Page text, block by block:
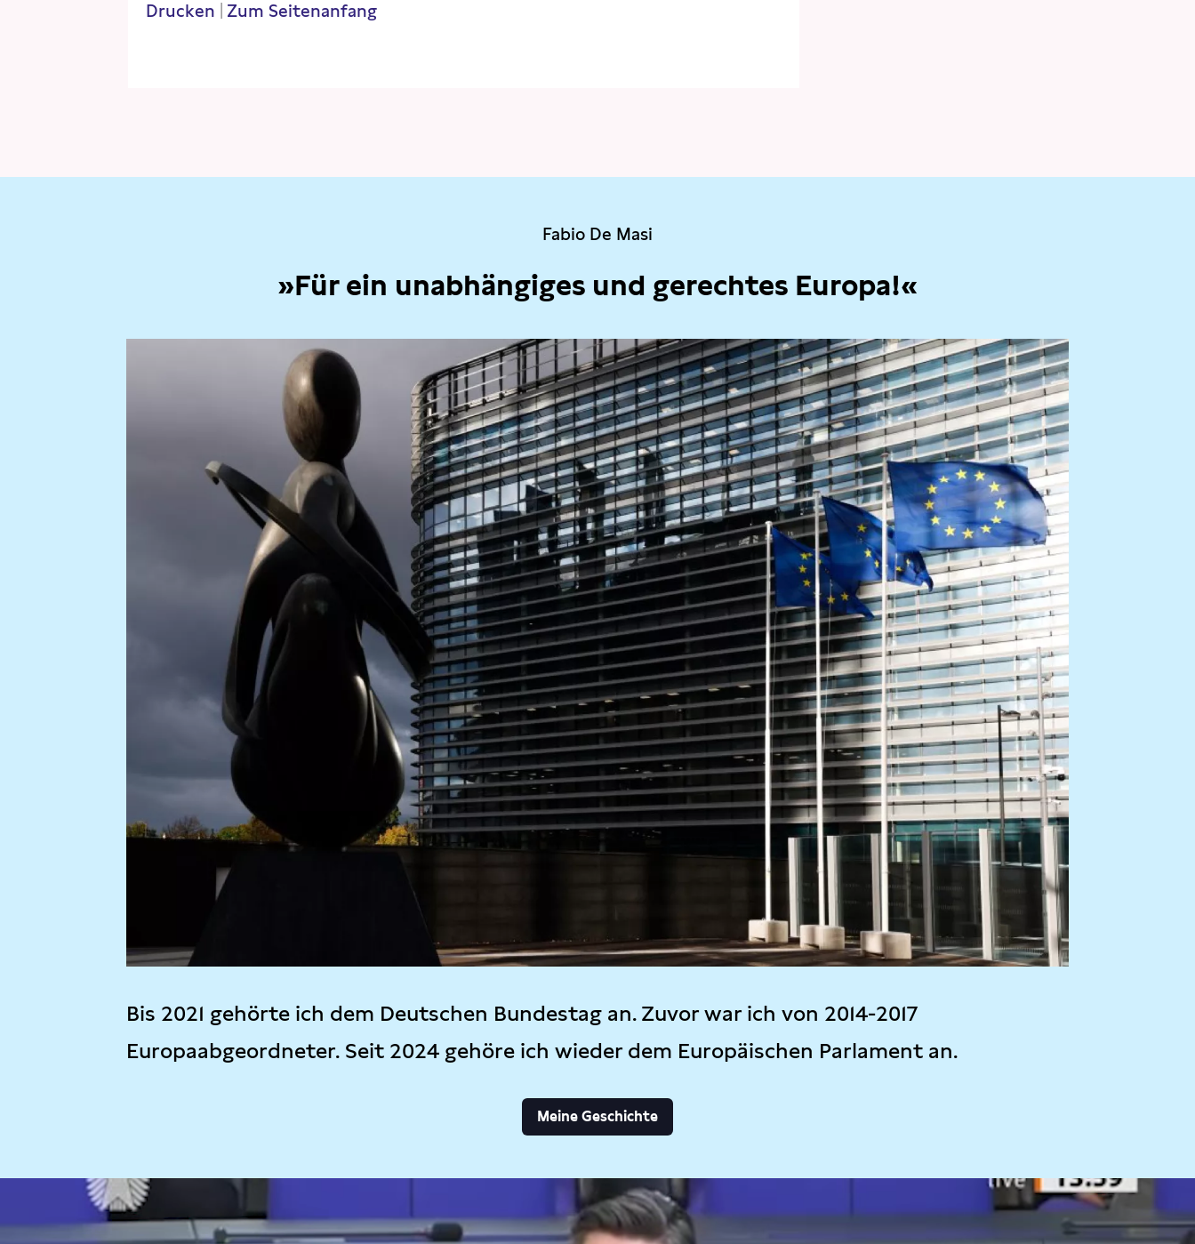
Drucken Zum Seitenanfang
Fabio De Masi
»Für ein unabhängiges und gerechtes Europa!«
Bis 2021 gehörte ich dem Deutschen Bundestag an. Zuvor war ich von 2014-2017
Europaabgeordneter. Seit 2024 gehöre ich wieder dem Europäischen Parlament an.
Meine Geschichte